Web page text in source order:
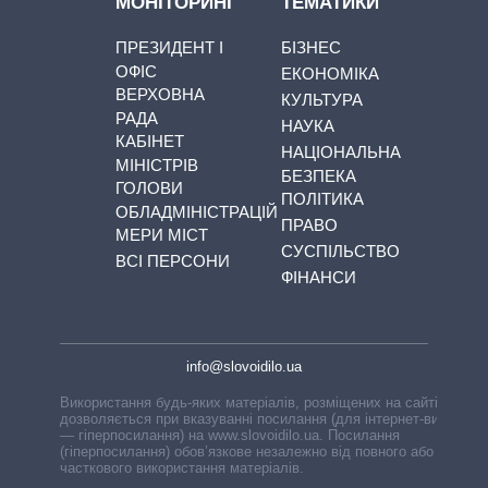
ПРЕЗИДЕНТ І
ОФІС
ВЕРХОВНА
РАДА
КАБІНЕТ
МІНІСТРІВ
ГОЛОВИ
ОБЛАДМІНІСТРАЦІЙ
МЕРИ МІСТ
ВСІ ПЕРСОНИ
БІЗНЕС
ЕКОНОМІКА
КУЛЬТУРА
НАУКА
НАЦІОНАЛЬНА
БЕЗПЕКА
ПОЛІТИКА
ПРАВО
СУСПІЛЬСТВО
ФІНАНСИ
info@slovoidilo.ua
Використання будь-яких матеріалів, розміщених на сайті,
дозволяється при вказуванні посилання (для інтернет-видань
— гіперпосилання) на www.slovoidilo.ua. Посилання
(гіперпосилання) обов’язкове незалежно від повного або
часткового використання матеріалів.